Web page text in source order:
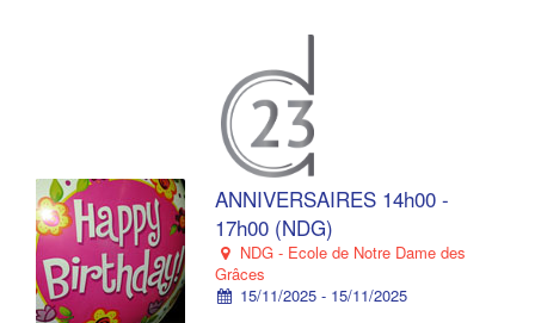
ANNIVERSAIRES 14h00 -
17h00 (NDG)
NDG - Ecole de Notre Dame des
Grâces
15/11/2025 - 15/11/2025